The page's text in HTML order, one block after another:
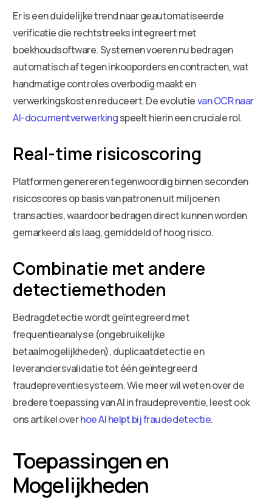
Er is een duidelijke trend naar geautomatiseerde
verificatie die rechtstreeks integreert met
boekhoudsoftware. Systemen voeren nu bedragen
automatisch af tegen inkooporders en contracten, wat
handmatige controles overbodig maakt en
verwerkingskosten reduceert. De evolutievan OCR naar
AI-documentverwerkingspeelt hierin een cruciale rol.
Real-time risicoscoring
Platformen genereren tegenwoordig binnen seconden
risicoscores op basis van patronen uit miljoenen
transacties, waardoor bedragen direct kunnen worden
gemarkeerd als laag, gemiddeld of hoog risico.
Combinatie met andere
detectiemethoden
Bedragdetectie wordt geïntegreerd met
frequentieanalyse (ongebruikelijke
betaalmogelijkheden), duplicaatdetectie en
leveranciersvalidatie tot één geïntegreerd
fraudepreventiesysteem. Wie meer wil weten over de
bredere toepassing van AI in fraudepreventie, leest ook
ons artikel overhoe AI helpt bij fraudedetectie.
Toepassingen en
Mogelijkheden